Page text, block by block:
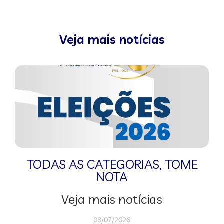
Veja mais notícias
TODAS AS CATEGORIAS, TOME
NOTA
Veja mais notícias
08/07/2026